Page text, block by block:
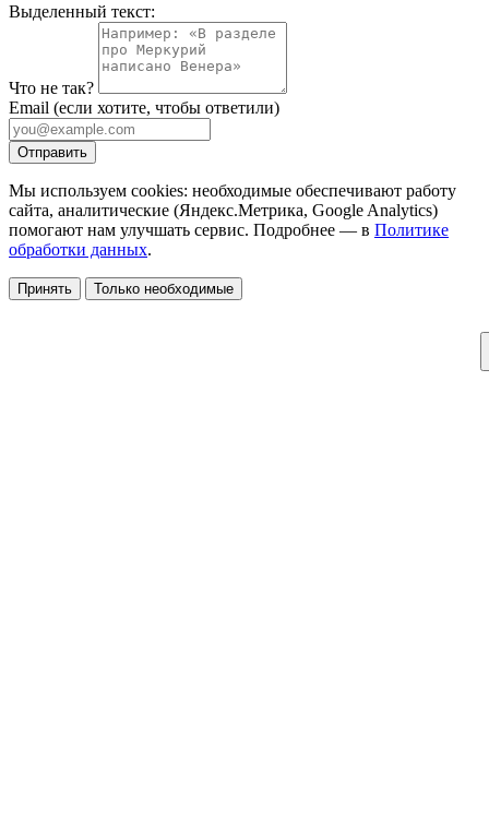
Выделенный текст:
Что не так?
Email (если хотите, чтобы ответили)
Отправить
Мы используем cookies: необходимые обеспечивают работу
сайта, аналитические (Яндекс.Метрика, Google Analytics)
помогают нам улучшать сервис. Подробнее — в Политике
обработки данных.
Принять Только необходимые